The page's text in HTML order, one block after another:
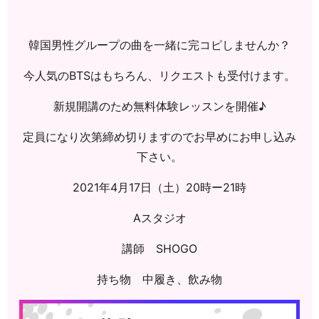
韓国男性グループの曲を一緒に完コピしませんか？
今人気のBTSはもちろん、リクエストも受付けます。
新規開講のため無料体験レッスンを開催♪
定員になり次第締め切りますのでお早めにお申し込み
下さい。
2021年4月17日（土） 20時ー21時
Aスタジオ
講師 SHOGO
持ち物 中履き、飲み物